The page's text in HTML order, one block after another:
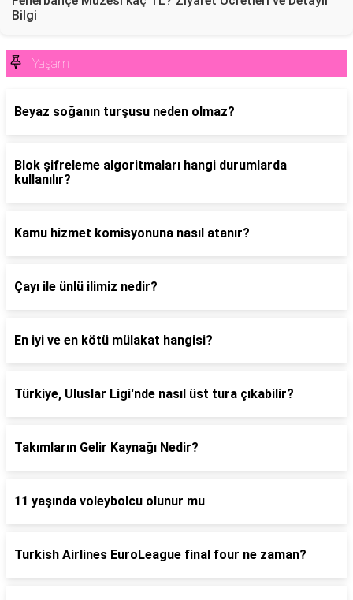
Bilgi
Yaşam
Beyaz soğanın turşusu neden olmaz?
Blok şifreleme algoritmaları hangi durumlarda
kullanılır?
Kamu hizmet komisyonuna nasıl atanır?
Çayı ile ünlü ilimiz nedir?
En iyi ve en kötü mülakat hangisi?
Türkiye, Uluslar Ligi'nde nasıl üst tura çıkabilir?
Takımların Gelir Kaynağı Nedir?
11 yaşında voleybolcu olunur mu
Turkish Airlines EuroLeague final four ne zaman?